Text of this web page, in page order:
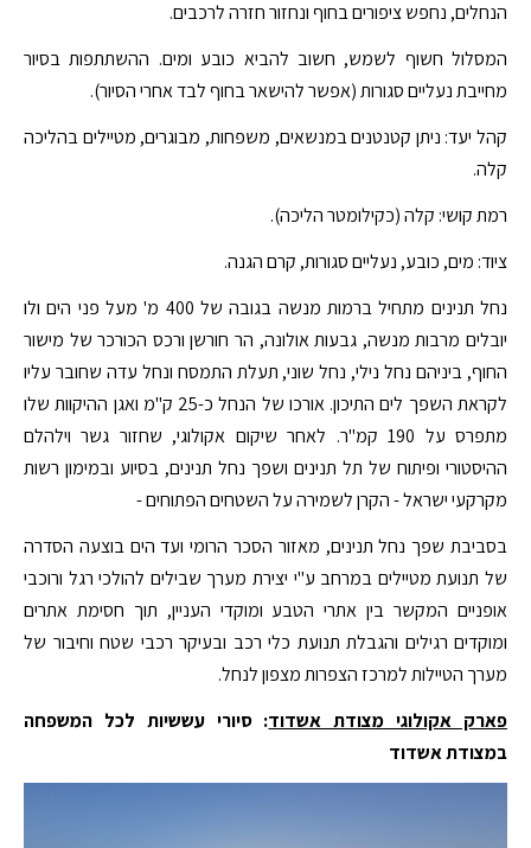
הנחלים, נחפש ציפורים בחוף ונחזור חזרה לרכבים.
המסלול חשוף לשמש, חשוב להביא כובע ומים. ההשתתפות בסיור
מחייבת נעליים סגורות (אפשר להישאר בחוף לבד אחרי הסיור).
קהל יעד: ניתן קטנטנים במנשאים, משפחות, מבוגרים, מטיילים בהליכה
קלה.
רמת קושי: קלה (כקילומטר הליכה).
ציוד: מים, כובע, נעליים סגורות, קרם הגנה.
נחל תנינים מתחיל ברמות מנשה בגובה של 400 מ' מעל פני הים ולו
יובלים מרבות מנשה, גבעות אולונה, הר חורשן ורכס הכורכר של מישור
החוף, ביניהם נחל נילי, נחל שוני, תעלת התמסח ונחל עדה שחובר עליו
לקראת השפך לים התיכון. אורכו של הנחל כ-25 ק"מ ואגן ההיקוות שלו
מתפרס על 190 קמ"ר. לאחר שיקום אקולוגי, שחזור גשר וילהלם
ההיסטורי ופיתוח של תל תנינים ושפך נחל תנינים, בסיוע ובמימון רשות
מקרקעי ישראל - הקרן לשמירה על השטחים הפתוחים -
בסביבת שפך נחל תנינים, מאזור הסכר הרומי ועד הים בוצעה הסדרה
של תנועת מטיילים במרחב ע"י יצירת מערך שבילים להולכי רגל ורוכבי
אופניים המקשר בין אתרי הטבע ומוקדי העניין, תוך חסימת אתרים
ומוקדים רגילים והגבלת תנועת כלי רכב ובעיקר רכבי שטח וחיבור של
מערך הטיילות למרכז הצפרות מצפון לנחל.
פארק אקולוגי מצודת אשדוד: סיורי עששיות לכל המשפחה
במצודת אשדוד